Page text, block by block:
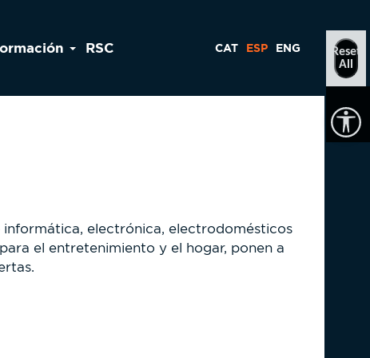
RSC CAT ESP ENG
informática, electrónica, electrodomésticos
el entretenimiento y el hogar, ponen a
Reset
All